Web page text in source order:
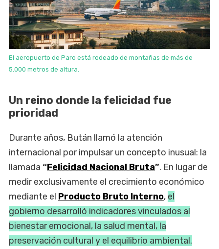
El aeropuerto de Paro está rodeado de montañas de más de
5.000 metros de altura.
Un reino donde la felicidad fue
prioridad
Durante años, Bután llamó la atención
internacional por impulsar un concepto inusual: la
llamada “Felicidad Nacional Bruta”. En lugar de
medir exclusivamente el crecimiento económico
mediante el Producto Bruto Interno, el
gobierno desarrolló indicadores vinculados al
bienestar emocional, la salud mental, la
preservación cultural y el equilibrio ambiental.